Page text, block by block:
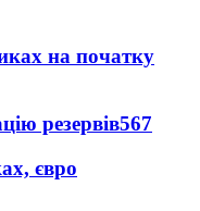
на початку
резервів567
євро